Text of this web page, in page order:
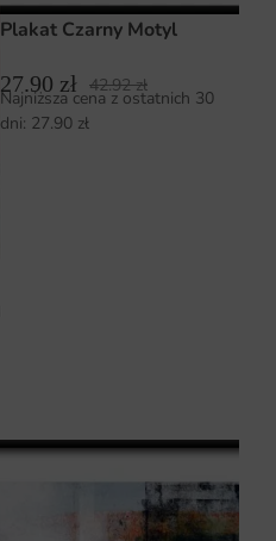
Plakat Czarny Motyl
27.90 zł 42.92zł
Najniższa cena z ostatnich 30
dni: 27.90 zł